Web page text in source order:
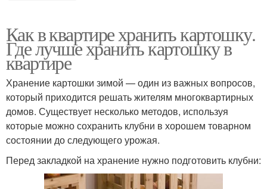
Как в квартире хранить картошку.
Где лучше хранить картошку в
квартире
Хранение картошки зимой — один из важных вопросов,
который приходится решать жителям многоквартирных
домов. Существует несколько методов, используя
которые можно сохранить клубни в хорошем товарном
состоянии до следующего урожая.
Перед закладкой на хранение нужно подготовить клубни: